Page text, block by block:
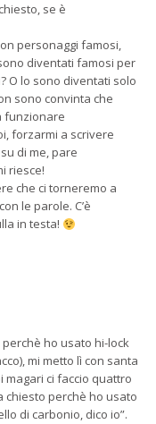
se è
personaggi famosi,
diventati famosi per
O lo sono diventati solo
sono convinta che
funzionare
forzarmi a scrivere
di me, pare
riesce!
che ci torneremo a
le parole. C’è
in testa!
ho usato hi-lock
mi metto lì con santa
magari ci faccio quattro
chiesto perchè ho usato
di carbonio, dico io”.